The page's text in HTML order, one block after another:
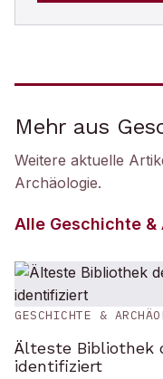
Mehr aus
Weitere aktuelle
Archäologie.
Alle Geschichte
GESCHICHTE &
Älteste Bibliothek
identifiziert